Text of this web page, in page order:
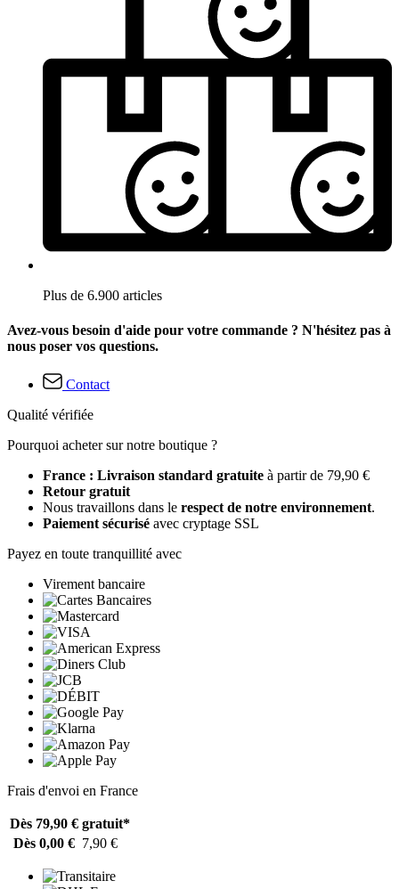
Plus de 6.900 articles
Avez-vous besoin d'aide pour votre commande ? N'hésitez pas à
nous poser vos questions.
Contact
Qualité vérifiée
Pourquoi acheter sur notre boutique ?
France : Livraison standard gratuite à partir de 79,90 €
Retour gratuit
Nous travaillons dans le respect de notre environnement.
Paiement sécurisé avec cryptage SSL
Payez en toute tranquillité avec
Virement bancaire
Frais d'envoi en France
Dès 79,90 € gratuit*
Dès 0,00 € 7,90 €